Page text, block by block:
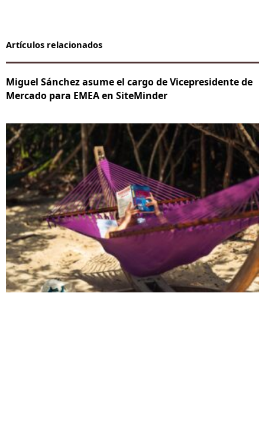
Artículos relacionados
Miguel Sánchez asume el cargo de Vicepresidente de
Mercado para EMEA en SiteMinder